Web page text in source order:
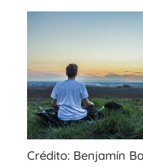
Crédito: Benjamín